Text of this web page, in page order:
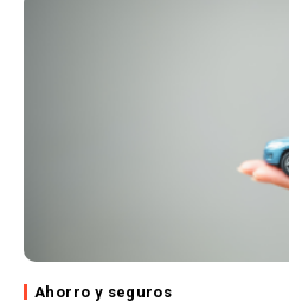
Ahorro y seguros